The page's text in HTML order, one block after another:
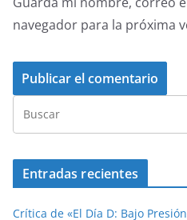
navegador para la próxima
Entradas recientes
Crítica de «El Día D: Bajo